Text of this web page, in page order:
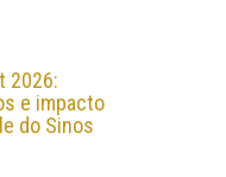
2026:
e impacto
do Sinos